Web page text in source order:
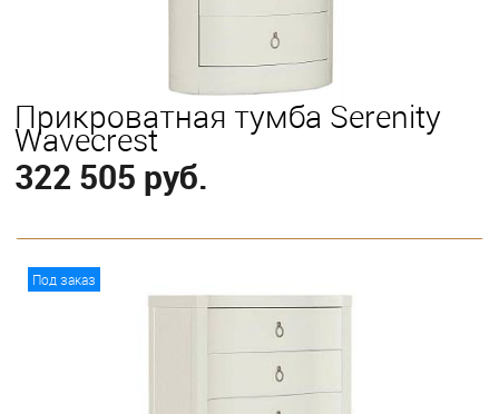
Прикроватная тумба Serenity
Wavecrest
322 505 руб.
Под заказ